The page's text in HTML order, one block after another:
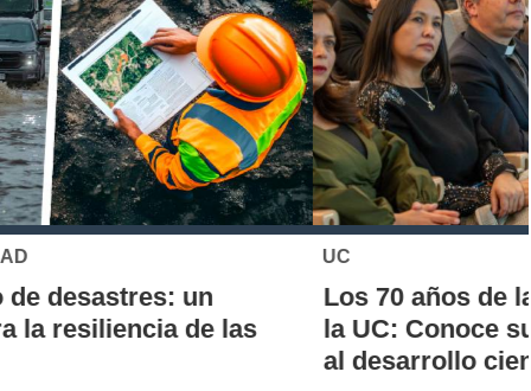
UC
Los 70 años de la Carrera de Química de
la UC: Conoce su historia, hitos y aporte
al desarrollo científico del país